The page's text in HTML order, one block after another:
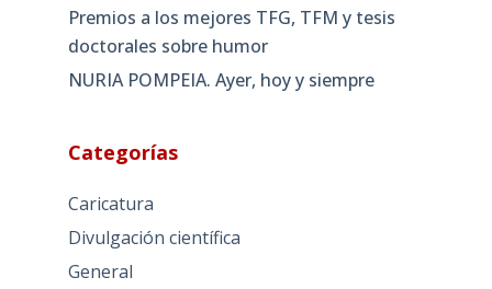
Premios a los mejores TFG, TFM y tesis
doctorales sobre humor
NURIA POMPEIA. Ayer, hoy y siempre
Categorías
Caricatura
Divulgación científica
General